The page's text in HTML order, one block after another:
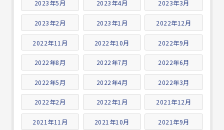
2023年5月 2023年4月 2023年3月
2023年2月 2023年1月 2022年12月
2022年11月 2022年10月 2022年9月
2022年8月 2022年7月 2022年6月
2022年5月 2022年4月 2022年3月
2022年2月 2022年1月 2021年12月
2021年11月 2021年10月 2021年9月